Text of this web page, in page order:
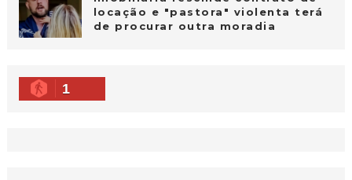
locação e "pastora" violenta terá
de procurar outra moradia
1